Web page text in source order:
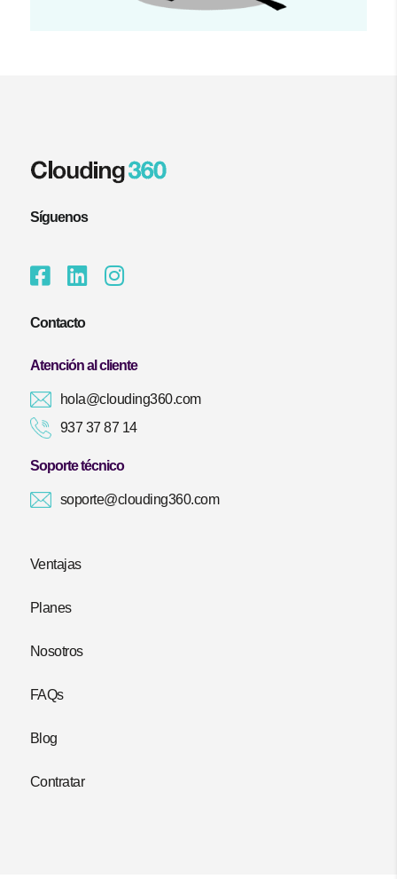
Síguenos
Contacto
Atención al cliente
hola@clouding360.com
937 37 87 14
Soporte técnico
soporte@clouding360.com
Ventajas
Planes
Nosotros
FAQs
Blog
Contratar